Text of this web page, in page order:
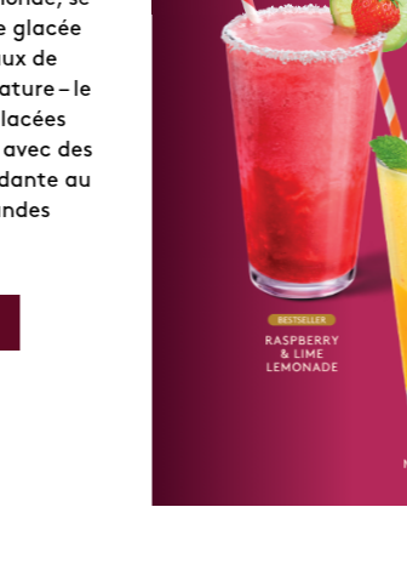
limitée !
été, offrez-vous une pause
boutiques Häagen-Dazs avec nos
glacées en édition limitée. Nous
pour créer les boissons glacées
d'été. Venez découvrir votre
de se rafraîchir !
Découvrez nos Boissons